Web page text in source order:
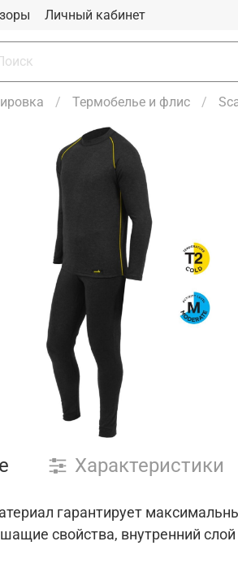
Личный кабинет
Термобелье и флис
Характеристики
гарантирует
свойства, внутренний